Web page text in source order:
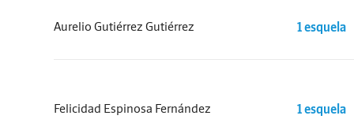
Aurelio Gutiérrez Gutiérrez 1 esquela
Felicidad Espinosa Fernández 1 esquela